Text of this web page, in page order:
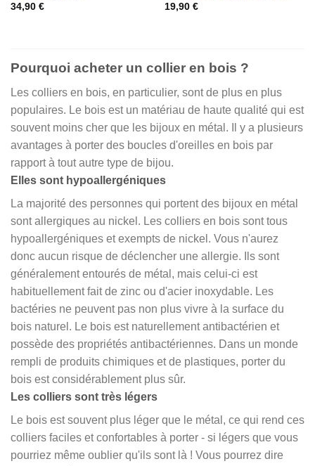
34,90 €
19,90 €
Pourquoi acheter un collier en bois ?
Les colliers en bois, en particulier, sont de plus en plus
populaires. Le bois est un matériau de haute qualité qui est
souvent moins cher que les bijoux en métal. Il y a plusieurs
avantages à porter des boucles d'oreilles en bois par
rapport à tout autre type de bijou.
Elles sont hypoallergéniques
La majorité des personnes qui portent des bijoux en métal
sont allergiques au nickel. Les colliers en bois sont tous
hypoallergéniques et exempts de nickel. Vous n'aurez
donc aucun risque de déclencher une allergie. Ils sont
généralement entourés de métal, mais celui-ci est
habituellement fait de zinc ou d'acier inoxydable. Les
bactéries ne peuvent pas non plus vivre à la surface du
bois naturel. Le bois est naturellement antibactérien et
possède des propriétés antibactériennes. Dans un monde
rempli de produits chimiques et de plastiques, porter du
bois est considérablement plus sûr.
Les colliers sont très légers
Le bois est souvent plus léger que le métal, ce qui rend ces
colliers faciles et confortables à porter - si légers que vous
pourriez même oublier qu'ils sont là ! Vous pourrez dire